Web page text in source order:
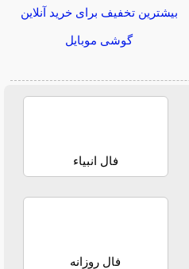
بیشترین تخفیف برای خرید آنلاین
گوشی موبایل
فال انبیاء
فال روزانه